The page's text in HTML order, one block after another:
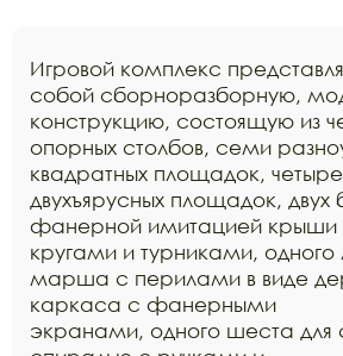
Игровой комплекс
собой сборноразборную,
конструкцию, состоящую из
опорных столбов, семи
квадратных площадок,
двухъярусных площадок,
фанерной имитацией крыши
кругами и турниками, одного
марша с перилами в виде
каркаса с фанерными
экранами, одного шеста для